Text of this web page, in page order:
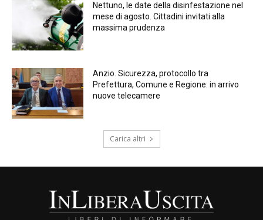
Nettuno, le date della disinfestazione nel
mese di agosto. Cittadini invitati alla
massima prudenza
Anzio. Sicurezza, protocollo tra
Prefettura, Comune e Regione: in arrivo
nuove telecamere
Carica altri